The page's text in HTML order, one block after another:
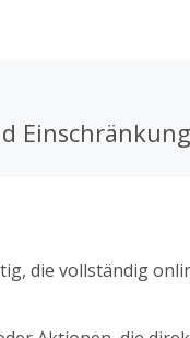
immer gut gekleidet
die vollständig